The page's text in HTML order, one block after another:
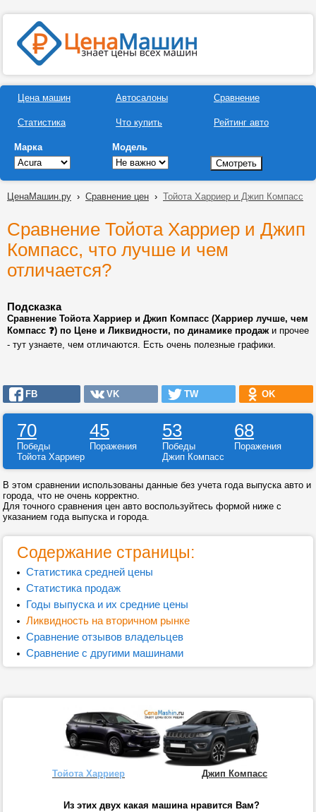
Цена машин
Статистика
Автосалоны
Что купить
Сравнение
Рейтинг авто
Марка Модель
ЦенаМашин.ру › Сравнение цен › Тойота Харриер и Джип Компасс
Сравнение Тойота Харриер и Джип
Компасс, что лучше и чем
отличается?
Подсказка
Сравнение Тойота Харриер и Джип Компасс (Харриер лучше, чем
Компасс ❓) по Цене и Ликвидности, по динамике продажи прочее
- тут узнаете, чем отличаются. Есть очень полезные графики.
FB VK TW OK
70 45 53 68
Победы Поражения Победы
Поражения
Тойота Харриер
Джип Компасс
В этом сравнении использованы данные без учета года выпуска авто и
города, что не очень корректно.
Для точного сравнения цен авто воспользуйтесь формой ниже с
указанием года выпуска и города.
Содержание страницы:
Статистика средней цены
Статистика продаж
Годы выпуска и их средние цены
Ликвидность на вторичном рынке
Сравнение отзывов владельцев
Сравнение с другими машинами
Тойота Харриер Джип Компасс
Из этих двух какая машина нравится Вам?